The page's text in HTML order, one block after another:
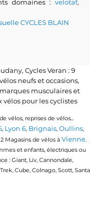
domaines : velotaf,
CYCLES BLAIN
Cycles Veran : 9
neufs et occasions,
musculaires et
vélos pour les cyclistes
vélos, reprises de vélos...
, Lyon 6, Brignais, Oullins,
Magasins de vélos à Vienne.
et enfants, électriques ou
: Giant, Liv, Cannondale,
Cube, Colnago, Scott, Santa